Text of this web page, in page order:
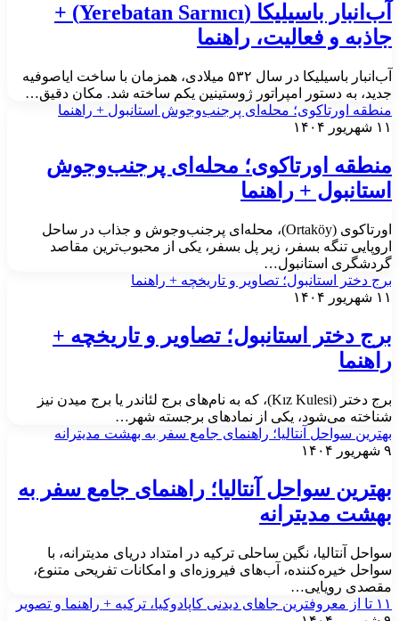
آب‌انبار باسیلیکا (Yerebatan Sarnıcı) +
و فعالیت، راهنما
آب‌انبار باسیلیکا در سال ۵۳۲ میلادی، همزمان با ساخت ایاصوفیه
به دستور امپراتور ژوستینین یکم ساخته شد. مکان دقیق…
اورتاکوی؛ محله‌ای پرجنب‌وجوش استانبول + راهنما
۱۴۰۴
اورتاکوی؛ محله‌ای پرجنب‌وجوش
+ راهنما
اورتاکوی (Ortaköy)، محله‌ای پرجنب‌وجوش و جذاب در ساحل
تنگه بسفر، زیر پل بسفر، یکی از محبوب‌ترین مقاصد
استانبول…
دختر استانبول؛ تصاویر و تاریخچه + راهنما
۱۴۰۴
دختر استانبول؛ تصاویر و تاریخچه +
برج دختر (Kız Kulesi)، که به نام‌های برج لئاندر یا برج میدن نیز
می‌شود، یکی از نمادهای برجسته شهر…
سواحل آنتالیا؛ راهنمای جامع سفر به بهشت مدیترانه
سواحل آنتالیا؛ راهنمای جامع سفر به
مدیترانه
آنتالیا، نگین ساحلی ترکیه در امتداد دریای مدیترانه، با
خیره‌کننده، آب‌های فیروزه‌ای و امکانات تفریحی متنوع،
رویایی…
دیدنی کاپادوکیا، ترکیه +‌ راهنما و تصویر